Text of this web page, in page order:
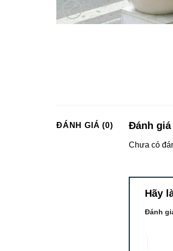
ĐÁNH GIÁ (0) Đánh giá
Chưa có
Hãy
Đánh